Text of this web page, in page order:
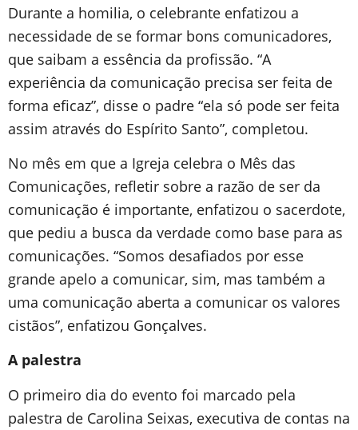
Durante a homilia, o celebrante enfatizou a
necessidade de se formar bons comunicadores,
que saibam a essência da profissão. “A
experiência da comunicação precisa ser feita de
forma eficaz”, disse o padre “ela só pode ser feita
assim através do Espírito Santo”, completou.
No mês em que a Igreja celebra o Mês das
Comunicações, refletir sobre a razão de ser da
comunicação é importante, enfatizou o sacerdote,
que pediu a busca da verdade como base para as
comunicações. “Somos desafiados por esse
grande apelo a comunicar, sim, mas também a
uma comunicação aberta a comunicar os valores
cistãos”, enfatizou Gonçalves.
A palestra
O primeiro dia do evento foi marcado pela
palestra de Carolina Seixas, executiva de contas na